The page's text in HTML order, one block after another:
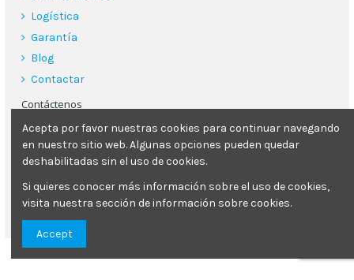
Logística
Garantía
Blog
Contactar
Contáctenos
Poliquimper s.l.
Carrer Can Clapes 26, 08181, Sentmenat (Barcelona)
93 713 29 78
poliquimper@poliquimper.com
Acepta por favor nuestras cookies para continuar navegando
en nuestro sitio web. Algunas opciones pueden quedar
deshabilitadas sin el uso de cookies.
Si quieres conocer más información sobre el uso de cookies,
visita nuestra sección de información sobre cookies.
Accept